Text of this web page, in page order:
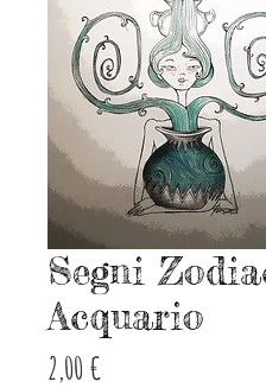
Segni
Acquario
2,00 €